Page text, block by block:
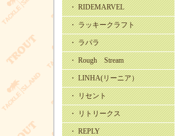
・ RIDEMARVEL
・ ラッキークラフト
・ ラパラ
・ Rough Stream
・ LINHA(リーニア）
・ リセント
・ リトリークス
・ REPLY